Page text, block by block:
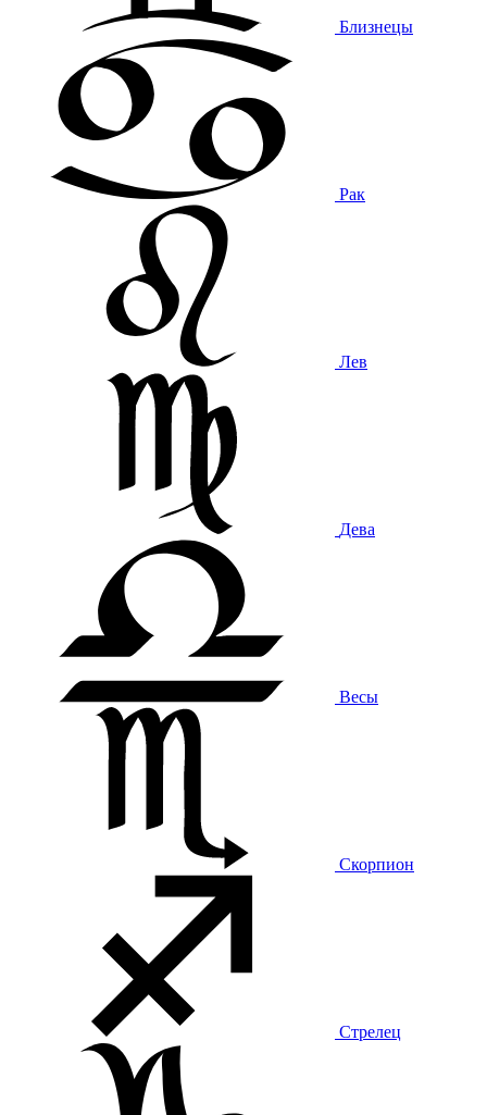
Близнецы
Рак
Лев
Дева
Весы
Скорпион
Стрелец